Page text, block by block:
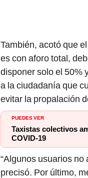
También, acotó que
es con aforo total,
disponer solo el 50%
a la ciudadanía que
evitar la propalación
PUEDES VER
Taxistas colectivos
COVID-19
“Algunos usuarios
precisó. Por último,